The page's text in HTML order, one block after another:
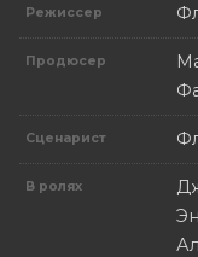
Режиссер
Продюсер
Сценарист
В ролях